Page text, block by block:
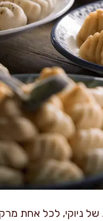
של ניוקי, לכל אחת